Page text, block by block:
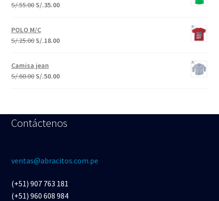
S/.55.00 S/.35.00
POLO M/C
S/.25.00 S/.18.00
Camisa jean
S/.60.00 S/.50.00
Contáctenos
ventas@abracitos.com.pe
(+51) 907 763 181
(+51) 960 608 984